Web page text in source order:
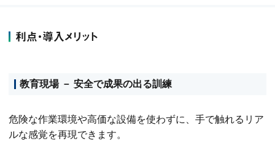
利点・導入メリット
教育現場 － 安全で成果の出る訓練
危険な作業環境や高価な設備を使わずに、手で触れるリア
ルな感覚を再現できます。